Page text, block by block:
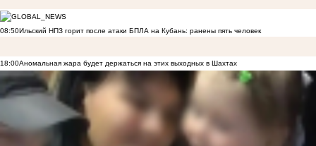
08:50Ильский НПЗ горит после атаки БПЛА на Кубань: ранены пять человек
18:00Аномальная жара будет держаться на этих выходных в Шахтах